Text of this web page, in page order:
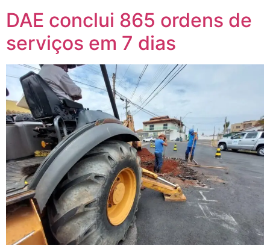
DAE conclui 865 ordens de
serviços em 7 dias